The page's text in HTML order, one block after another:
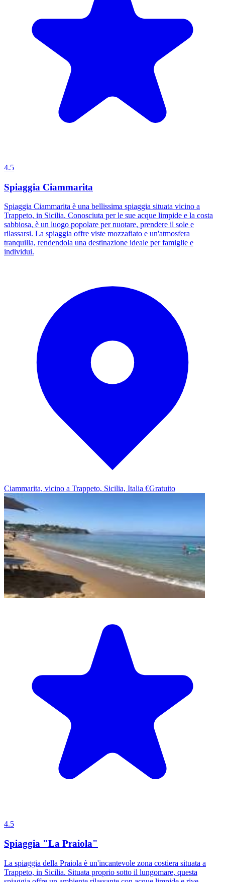
4.5
Spiaggia Ciammarita
Spiaggia Ciammarita è una bellissima spiaggia situata vicino a
Trappeto, in Sicilia. Conosciuta per le sue acque limpide e la costa
sabbiosa, è un luogo popolare per nuotare, prendere il sole e
rilassarsi. La spiaggia offre viste mozzafiato e un'atmosfera
tranquilla, rendendola una destinazione ideale per famiglie e
individui.
Ciammarita, vicino a Trappeto, Sicilia, Italia €Gratuito
4.5
Spiaggia "La Praiola"
La spiaggia della Praiola è un'incantevole zona costiera situata a
Trappeto, in Sicilia. Situata proprio sotto il lungomare, questa